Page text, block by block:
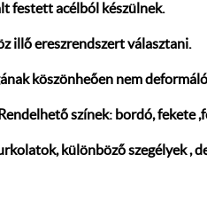
festett acélból készülnek.
illő ereszrendszert választani.
köszönheően nem
színek: bordó, fekete
különböző szegélyek ,